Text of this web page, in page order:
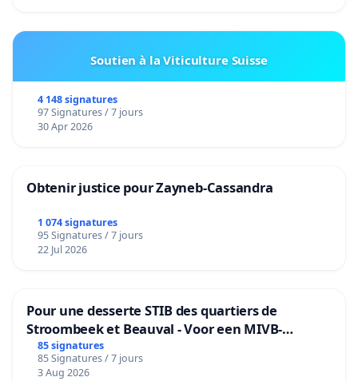
Soutien à la Viticulture Suisse
4 148 signatures
97 Signatures / 7 jours
30 Apr 2026
Obtenir justice pour Zayneb-Cassandra
1 074 signatures
95 Signatures / 7 jours
22 Jul 2026
Pour une desserte STIB des quartiers de
Stroombeek et Beauval - Voor een MIVB-
bediening van de wijken Strombeek en Het
Voor
85 signatures
85 Signatures / 7 jours
3 Aug 2026